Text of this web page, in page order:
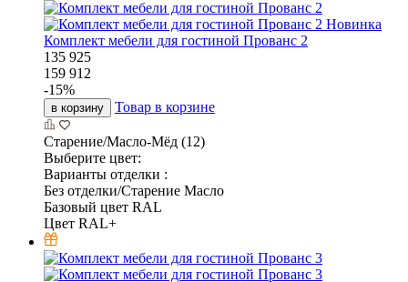
Новинка
Комплект мебели для гостиной Прованс 2
135 925
159 912
-15%
в корзину Товар в корзине
Старение/Масло-Мёд (12)
Выберите цвет:
Варианты отделки :
Без отделки/Старение Масло
Базовый цвет RAL
Цвет RAL+